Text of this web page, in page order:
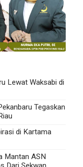
Lewat Waksabi di
Tegaskan
di Kartama
Mantan ASN